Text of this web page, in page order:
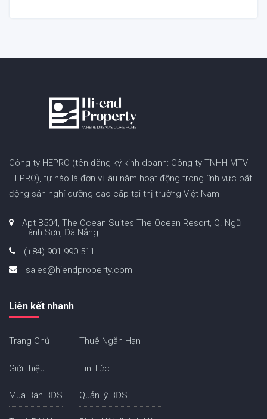
Công ty HEPRO (tên đăng ký kinh doanh: Công ty TNHH MTV
HEPRO), tự hào là đơn vị lâu năm hoạt động trong lĩnh vực bất
động sản nghỉ dưỡng cao cấp tại thị trường Việt Nam
Apt B504, The Ocean Suites The Ocean Resort, Q. Ngũ
Hành Sơn, Đà Nẵng
(+84) 901.990.511
sales@hiendproperty.com
Liên kết nhanh
Trang Chủ
Giới thiệu
Mua Bán BĐS
Thuê Ngắn Hạn
Tin Tức
Quản lý BĐS